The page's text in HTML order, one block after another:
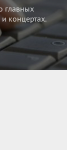
главных
концертах.